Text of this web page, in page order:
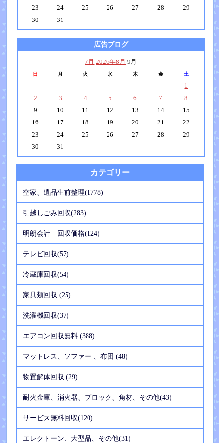
23
24 25 26 27 28
29
30
31
広告ブログ
7月 2026年8月 9月
日 月 火 水 木 金 土
1
2
3 4 5 6 7
8
9
10 11 12 13 14
15
16
17 18 19 20 21
22
23
24 25 26 27 28
29
30
31
カテゴリー
空家、遺品生前整理(1778)
引越しごみ回収(283)
明朗会計 回収価格(124)
テレビ回収(57)
冷蔵庫回収(54)
家具類回収 (25)
洗濯機回収(37)
エアコン回収無料 (388)
マットレス、ソファー 、布団 (48)
物置解体回収 (29)
耐火金庫、消火器、ブロック、角材、その他(43)
サービス無料回収(120)
エレクトーン、大型品、その他(31)